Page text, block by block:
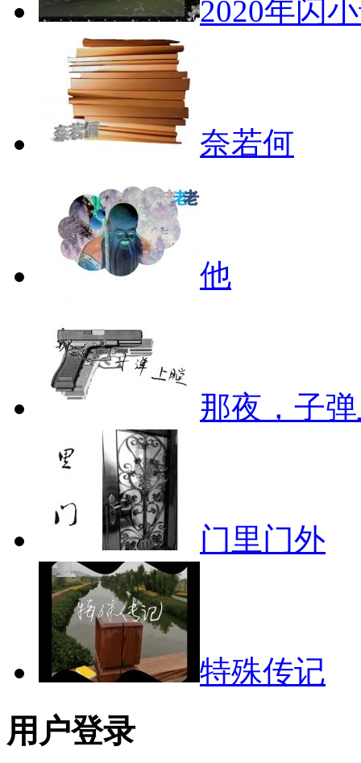
2020年闪
奈若何
他
那夜，子
门里门外
特殊传记
用户登录